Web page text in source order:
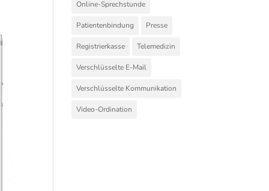
Online-Sprechstunde
Patientenbindung Presse
Registrierkasse Telemedizin
Verschlüsselte E-Mail
Verschlüsselte Kommunikation
Video-Ordination